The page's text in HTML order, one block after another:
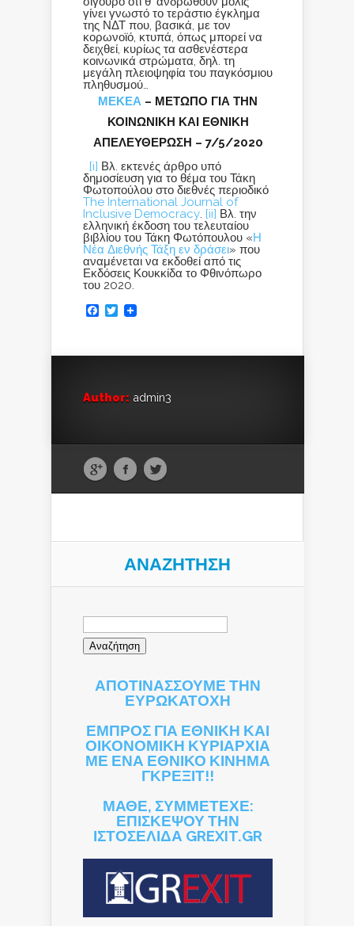
γίνει γνωστό το τεράστιο έγκλημα
της ΝΔΤ που, βασικά, με τον
κορωνοϊό, κτυπά, όπως μπορεί να
δειχθεί, κυρίως τα ασθενέστερα
κοινωνικά στρώματα, δηλ. τη
μεγάλη πλειοψηφία του παγκόσμιου
πληθυσμού…
ΜΕΚΕΑ – ΜΕΤΩΠΟ ΓΙΑ ΤΗΝ
ΚΟΙΝΩΝΙΚΗ ΚΑΙ ΕΘΝΙΚΗ
ΑΠΕΛΕΥΘΕΡΩΣΗ – 7/5/2020
[i] Βλ. εκτενές άρθρο υπό
δημοσίευση για το θέμα του Τάκη
Φωτοπούλου στο διεθνές περιοδικό
The International Journal of
Inclusive Democracy. [ii] Βλ. την
ελληνική έκδοση του τελευταίου
βιβλίου του Τάκη Φωτόπουλου «Η
Νέα Διεθνής Τάξη εν δράσει» που
αναμένεται να εκδοθεί από τις
Εκδόσεις Κουκκίδα το Φθινόπωρο
του 2020.
Facebook
Twitter
Author: admin3
ΑΝΑΖΉΤΗΣΗ
Αναζήτηση
ΑΠΟΤΙΝΑΣΣΟΥΜΕ ΤΗΝ
ΕΥΡΩΚΑΤΟΧΗ
ΕΜΠΡΟΣ ΓΙΑ ΕΘΝΙΚΗ ΚΑΙ
ΟΙΚΟΝΟΜΙΚΗ ΚΥΡΙΑΡΧΙΑ
ΜΕ ΕΝΑ ΕΘΝΙΚΟ ΚΙΝΗΜΑ
ΓΚΡΕΞΙΤ!!
ΜΑΘΕ, ΣΥΜΜΕΤΕΧΕ:
ΕΠΙΣΚΕΨΟΥ ΤΗΝ
ΙΣΤΟΣΕΛΙΔΑ GREXIT.GR